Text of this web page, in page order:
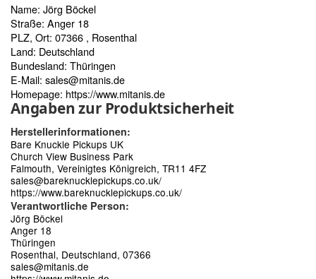
Name: Jörg Böckel
Straße: Anger 18
PLZ, Ort: 07366 , Rosenthal
Land: Deutschland
Bundesland: Thüringen
E-Mail: sales@mitanis.de
Homepage: https://www.mitanis.de
Angaben zur Produktsicherheit
Herstellerinformationen:
Bare Knuckle Pickups UK
Church View Business Park
Falmouth, Vereinigtes Königreich, TR11 4FZ
sales@bareknucklepickups.co.uk/
https://www.bareknucklepickups.co.uk/
Verantwortliche Person:
Jörg Böckel
Anger 18
Thüringen
Rosenthal, Deutschland, 07366
sales@mitanis.de